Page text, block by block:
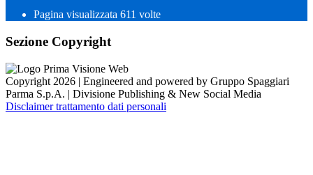
Pagina visualizzata 611 volte
Sezione Copyright
Copyright 2026 | Engineered and powered by Gruppo Spaggiari
Parma S.p.A. | Divisione Publishing & New Social Media
Disclaimer trattamento dati personali